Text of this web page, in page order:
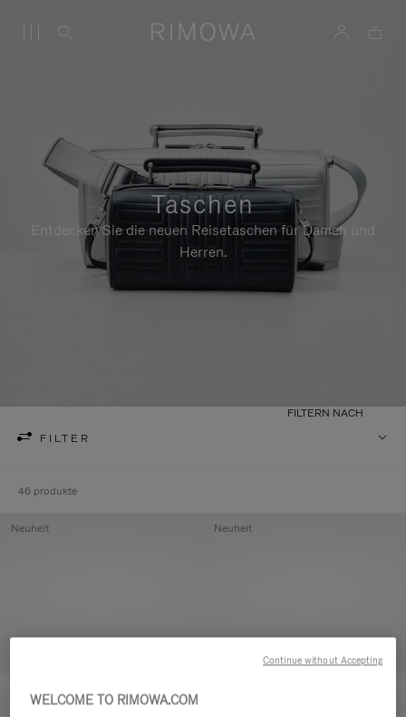
Taschen
Entdecken Sie die neuen Reisetaschen für Damen und
Herren.
FILTER
FILTERN NACH
46 produkte
Neuheit Neuheit
WELCOME TO RIMOWA.COM
Continue without Accepting